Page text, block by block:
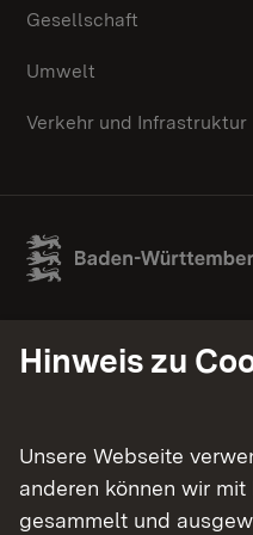
Gesellschaft
Umwelt
Verkehr und Infrastruktur
Hinweis zu
Unsere Webseite
anderen können wir
gesammelt und